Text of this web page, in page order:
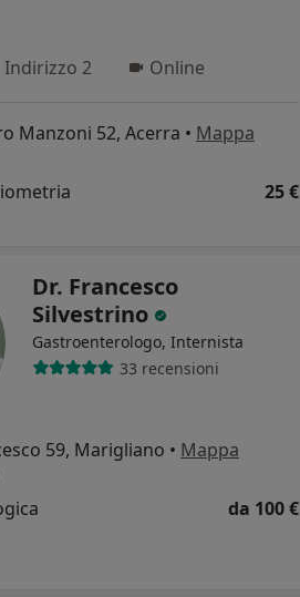
Indirizzo 2 Online
Manzoni 52, Acerra • Mappa
25 €
Dr. Francesco
Silvestrino
Gastroenterologo, Internista
33 recensioni
59, Marigliano • Mappa
da 100 €